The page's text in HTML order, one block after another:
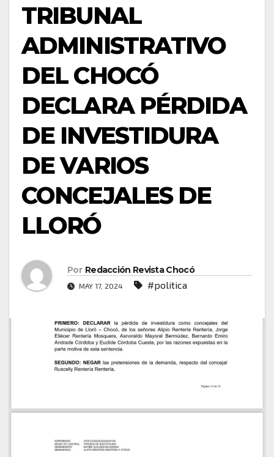
TRIBUNAL
ADMINISTRATIVO
DEL CHOCÓ
DECLARA PÉRDIDA
DE INVESTIDURA
DE VARIOS
CONCEJALES DE
LLORÓ
Por Redacción Revista Chocó
MAY 17, 2024 #politica